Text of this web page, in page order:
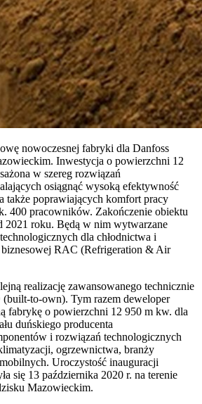
nowoczesnej fabryki dla Danfoss
Inwestycja o powierzchni 12
w szereg rozwiązań
osiągnąć wysoką efektywność
także poprawiających komfort pracy
400 pracowników. Zakończenie obiektu
2021 roku. Będą w nim wytwarzane
dla chłodnictwa i
RAC (Refrigeration & Air
realizację zawansowanego technicznie
to-own). Tym razem deweloper
fabrykę o powierzchni 12 950 m kw. dla
duńskiego producenta
i rozwiązań technologicznych
ogrzewnictwa, branży
Uroczystość inauguracji
się 13 października 2020 r. na terenie
Mazowieckim.